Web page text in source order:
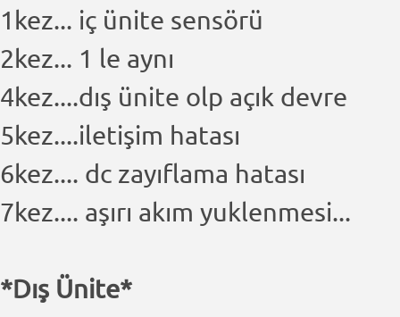
1kez... iç ünite sensörü
2kez... 1 le aynı
4kez....dış ünite olp açık devre
5kez....iletişim hatası
6kez.... dc zayıflama hatası
7kez.... aşırı akım yuklenmesi...
*Dış Ünite*